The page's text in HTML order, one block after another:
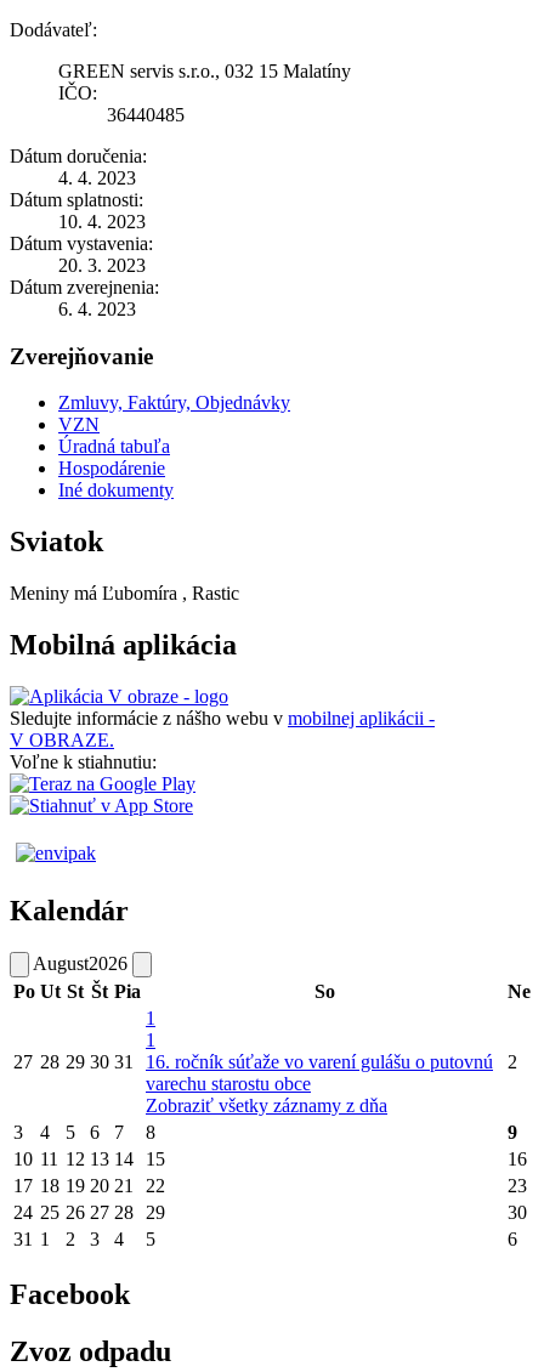
Dodávateľ:
GREEN servis s.r.o., 032 15 Malatíny
IČO:
36440485
Dátum doručenia:
4. 4. 2023
Dátum splatnosti:
10. 4. 2023
Dátum vystavenia:
20. 3. 2023
Dátum zverejnenia:
6. 4. 2023
Zverejňovanie
Zmluvy, Faktúry, Objednávky
VZN
Úradná tabuľa
Hospodárenie
Iné dokumenty
Sviatok
Meniny má Ľubomíra , Rastic
Mobilná aplikácia
Sledujte informácie z nášho webu v mobilnej aplikácii -
V OBRAZE.
Voľne k stiahnutiu:
Kalendár
August2026
Po Ut St Št Pia So Ne
27 28 29 30 31
1
1
16. ročník súťaže vo varení gulášu o putovnú
varechu starostu obce
Zobraziť všetky záznamy z dňa
2
3 4 5 6 7 8
9
10 11 12 13 14 15
16
17 18 19 20 21 22
23
24 25 26 27 28 29
30
31 1 2 3 4 5 6
Facebook
Zvoz odpadu